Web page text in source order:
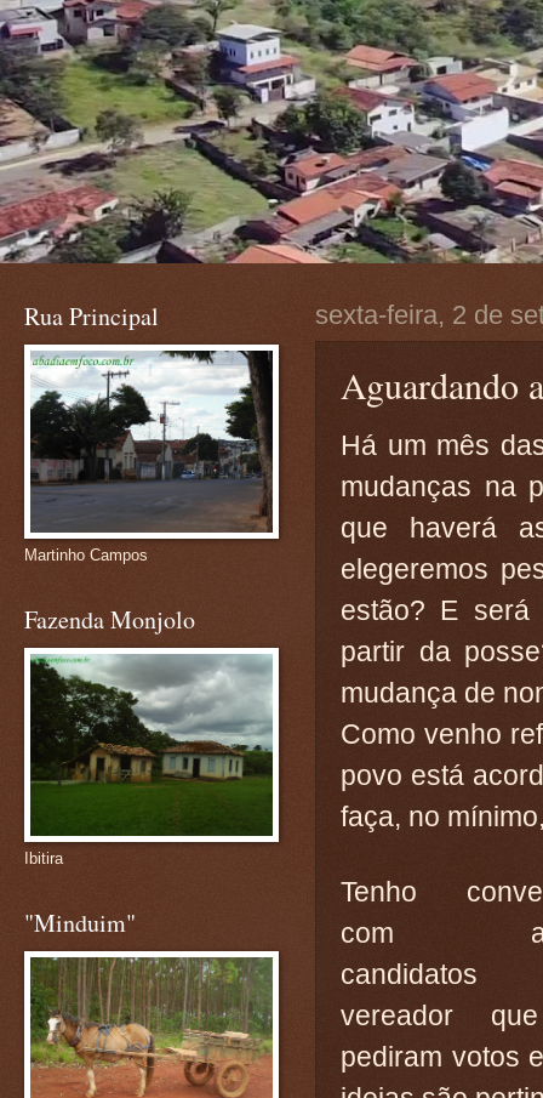
sexta-feira, 2 de
Aguardando
Há um mês
mudanças na
que haverá
elegeremos
estão? E será
partir da
mudança de
Como venho
povo está
faça, no
Tenho
com
vereador
pediram votos
Rua Principal
Martinho Campos
Fazenda Monjolo
Ibitira
"Minduim"